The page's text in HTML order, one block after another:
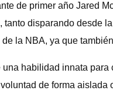
de primer año Jared
tanto disparando desde
la NBA, ya que
habilidad innata
de forma